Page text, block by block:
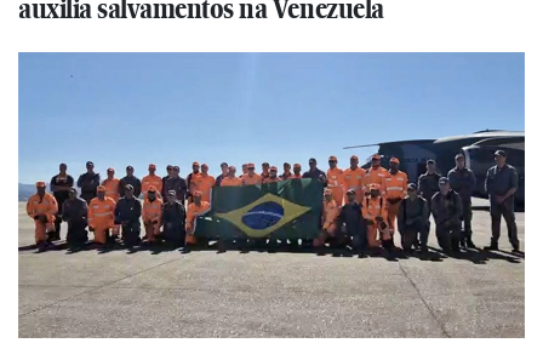
auxilia salvamentos na Venezuela